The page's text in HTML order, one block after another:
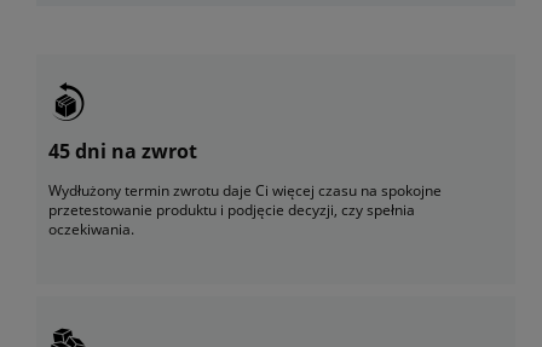
45 dni na zwrot
Wydłużony termin zwrotu daje Ci więcej czasu na spokojne
przetestowanie produktu i podjęcie decyzji, czy spełnia
oczekiwania.